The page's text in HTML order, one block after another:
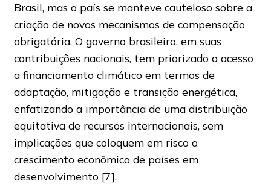
Brasil, mas o país se manteve cauteloso sobre a
criação de novos mecanismos de compensação
obrigatória. O governo brasileiro, em suas
contribuições nacionais, tem priorizado o acesso
a financiamento climático em termos de
adaptação, mitigação e transição energética,
enfatizando a importância de uma distribuição
equitativa de recursos internacionais, sem
implicações que coloquem em risco o
crescimento econômico de países em
desenvolvimento [7].